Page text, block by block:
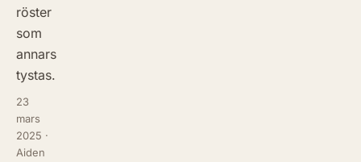
röster
som
annars
tystas.
23
mars
2025 ·
Aiden